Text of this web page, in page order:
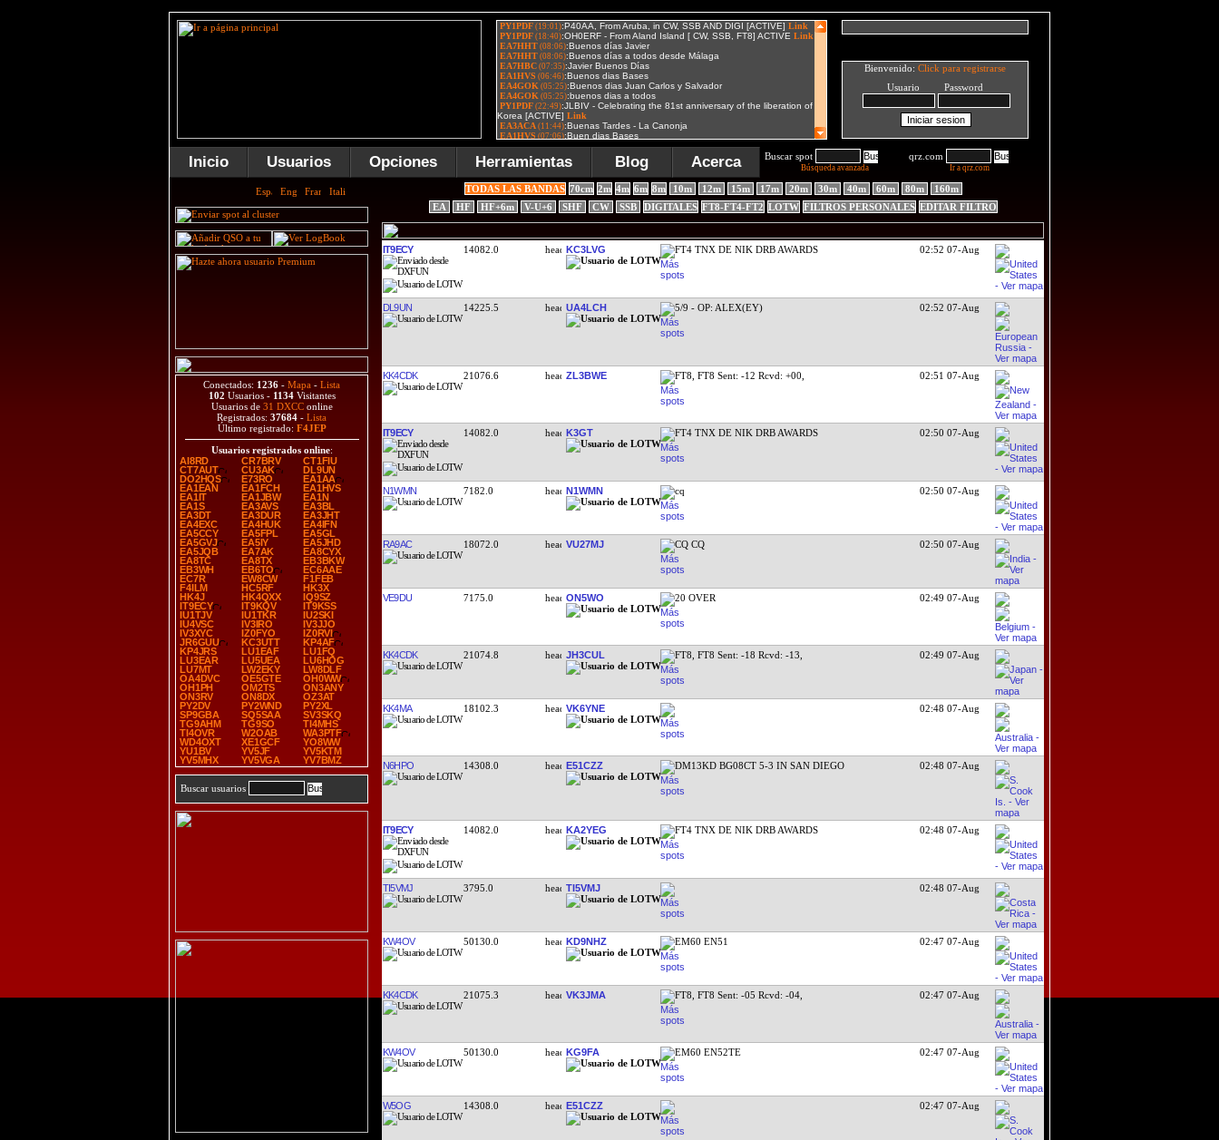
Bienvenido: Click para registrarse
Usuario Password
Inicio Usuarios Opciones Herramientas Blog Acerca Buscar spot
Búsqueda avanzada
qrz.com
Ir a qrz.com
Conectados: 1236 - Mapa - Lista
102 Usuarios - 1134Visitantes
Usuarios de 31 DXCConline
Registrados: 37684 - Lista
Último registrado: F4JEP
Usuarios registrados online:
AI8RD
CR7BRV
CT1FIU
CT7AUT
CU3AK
DL9UN
DO2HQS
E73RO
EA1AA
EA1EAN
EA1FCH
EA1HVS
EA1IT
EA1JBW
EA1N
EA1S
EA3AVS
EA3BL
EA3DT
EA3DUR
EA3JHT
EA4EXC
EA4HUK
EA4IFN
EA5CCY
EA5FPL
EA5GL
EA5GVJ
EA5IY
EA5JHD
EA5JQB
EA7AK
EA8CYX
EA8TC
EA8TX
EB3BKW
EB3WH
EB6TO
EC6AAE
EC7R
EW8CW
F1FEB
F4ILM
HC5RF
HK3X
HK4J
HK4QXX
IQ9SZ
IT9ECY
IT9KQV
IT9KSS
IU1TJV
IU1TKR
IU2SKI
IU4VSC
IV3IRO
IV3JJO
IV3XYC
IZ0FYO
IZ0RVI
JR6GUU
KC3UTT
KP4AF
KP4JRS
LU1EAF
LU1FQ
LU3EAR
LU5UEA
LU6HOG
LU7MT
LW2EKY
LW8DLF
OA4DVC
OE5GTE
OH0WW
OH1PH
OM2TS
ON3ANY
ON3RV
ON8DX
OZ3AT
PY2DV
PY2WND
PY2XL
SP9GBA
SQ5SAA
SV3SKQ
TG9AHM
TG9SO
TI4MHS
TI4OVR
W2OAB
WA3PTF
WD4OXT
XE1GCF
YO8WW
YU1BV
YV5JF
YV5KTM
YV5MHX
YV5VGA YV7BMZ
Buscar usuarios
TODAS LAS BANDAS 70cm 2m 4m 6m 8m 10m 12m 15m 17m 20m 30m 40m 60m 80m
160m
EA
HF HF+6m V-U+6 SHF CW SSB DIGITALES FT8-FT4-FT2 LOTW FILTROS PERSONALES EDITAR FILTRO
IT9ECY 14082.0 KC3LVG FT4 TNX DE NIK DRB AWARDS 02:52 07-Aug
DL9UN 14225.5 UA4LCH 5/9 - OP: ALEX(EY) 02:52 07-Aug
KK4CDK 21076.6 ZL3BWE FT8, FT8 Sent: -12 Rcvd: +00, 02:51 07-Aug
IT9ECY 14082.0 K3GT FT4 TNX DE NIK DRB AWARDS 02:50 07-Aug
N1WMN 7182.0 N1WMN cq 02:50 07-Aug
RA9AC 18072.0 VU27MJ CQ CQ 02:50 07-Aug
VE9DU 7175.0 ON5WO 20 OVER 02:49 07-Aug
KK4CDK 21074.8 JH3CUL FT8, FT8 Sent: -18 Rcvd: -13, 02:49 07-Aug
KK4MA 18102.3 VK6YNE 02:48 07-Aug
N6HPO 14308.0 E51CZZ DM13KD BG08CT 5-3 IN SAN DIEGO 02:48 07-Aug
IT9ECY 14082.0 KA2YEG FT4 TNX DE NIK DRB AWARDS 02:48 07-Aug
TI5VMJ 3795.0 TI5VMJ 02:48 07-Aug
KW4OV 50130.0 KD9NHZ EM60 EN51 02:47 07-Aug
KK4CDK 21075.3 VK3JMA FT8, FT8 Sent: -05 Rcvd: -04, 02:47 07-Aug
KW4OV 50130.0 KG9FA EM60 EN52TE 02:47 07-Aug
W5OG 14308.0 E51CZZ 02:47 07-Aug